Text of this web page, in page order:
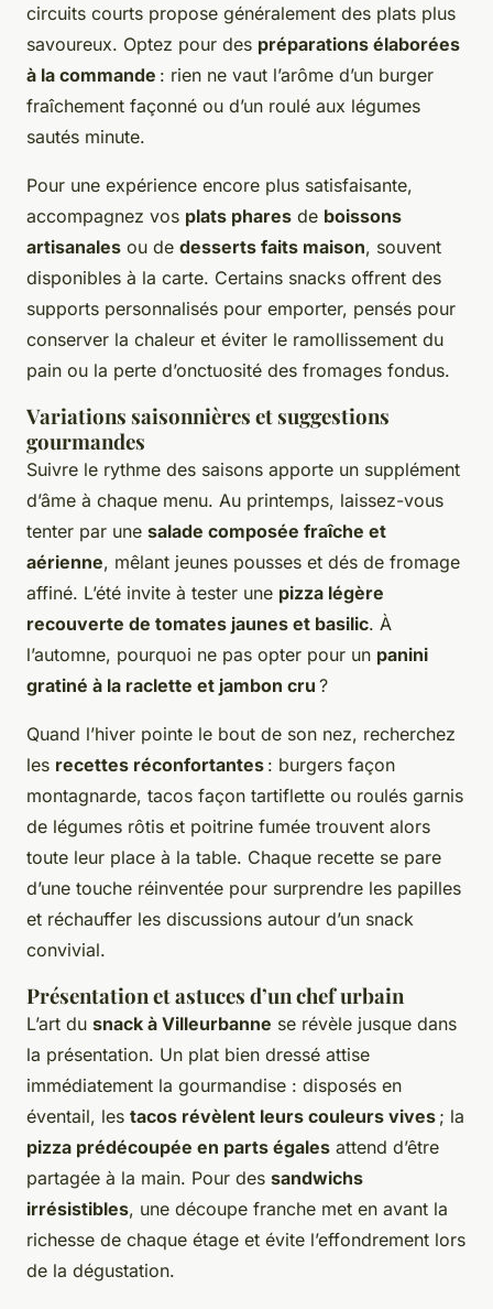
circuits courts propose généralement des plats plus
savoureux. Optez pour des préparations élaborées
à la commande : rien ne vaut l’arôme d’un burger
fraîchement façonné ou d’un roulé aux légumes
sautés minute.
Pour une expérience encore plus satisfaisante,
accompagnez vos plats phares de boissons
artisanales ou de desserts faits maison, souvent
disponibles à la carte. Certains snacks offrent des
supports personnalisés pour emporter, pensés pour
conserver la chaleur et éviter le ramollissement du
pain ou la perte d’onctuosité des fromages fondus.
Variations saisonnières et suggestions
gourmandes
Suivre le rythme des saisons apporte un supplément
d’âme à chaque menu. Au printemps, laissez-vous
tenter par une salade composée fraîche et
aérienne, mêlant jeunes pousses et dés de fromage
affiné. L’été invite à tester une pizza légère
recouverte de tomates jaunes et basilic. À
l’automne, pourquoi ne pas opter pour un panini
gratiné à la raclette et jambon cru ?
Quand l’hiver pointe le bout de son nez, recherchez
les recettes réconfortantes : burgers façon
montagnarde, tacos façon tartiflette ou roulés garnis
de légumes rôtis et poitrine fumée trouvent alors
toute leur place à la table. Chaque recette se pare
d’une touche réinventée pour surprendre les papilles
et réchauffer les discussions autour d’un snack
convivial.
Présentation et astuces d’un chef urbain
L’art du snack à Villeurbanne se révèle jusque dans
la présentation. Un plat bien dressé attise
immédiatement la gourmandise : disposés en
éventail, les tacos révèlent leurs couleurs vives ; la
pizza prédécoupée en parts égales attend d’être
partagée à la main. Pour des sandwichs
irrésistibles, une découpe franche met en avant la
richesse de chaque étage et évite l’effondrement lors
de la dégustation.